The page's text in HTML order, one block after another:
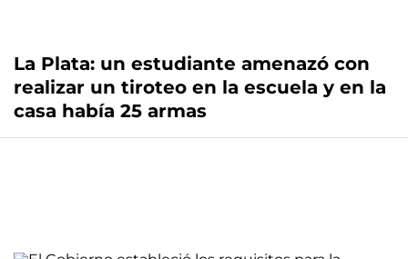
La Plata: un estudiante amenazó con
realizar un tiroteo en la escuela y en la
casa había 25 armas